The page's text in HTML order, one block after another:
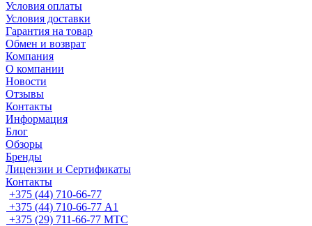
Условия оплаты
Условия доставки
Гарантия на товар
Обмен и возврат
Компания
О компании
Новости
Отзывы
Контакты
Информация
Блог
Обзоры
Бренды
Лицензии и Сертификаты
Контакты
+375 (44) 710-66-77
+375 (44) 710-66-77 А1
+375 (29) 711-66-77 МТС